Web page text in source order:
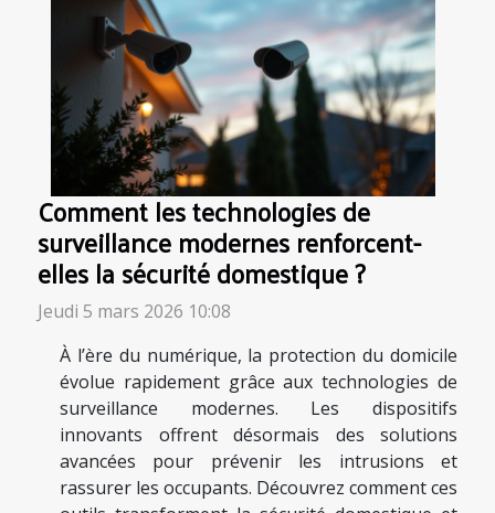
Comment les technologies de
surveillance modernes renforcent-
elles la sécurité domestique ?
Jeudi 5 mars 2026 10:08
À l’ère du numérique, la protection du domicile
évolue rapidement grâce aux technologies de
surveillance modernes. Les dispositifs
innovants offrent désormais des solutions
avancées pour prévenir les intrusions et
rassurer les occupants. Découvrez comment ces